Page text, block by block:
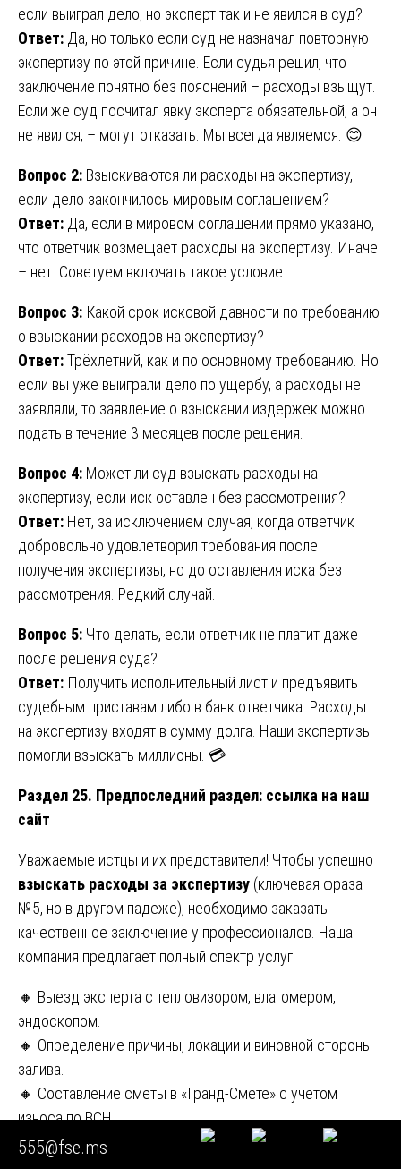
если выиграл дело, но эксперт так и не явился в суд?
Ответ: Да, но только если суд не назначал повторную
экспертизу по этой причине. Если судья решил, что
заключение понятно без пояснений – расходы взыщут.
Если же суд посчитал явку эксперта обязательной, а он
не явился, – могут отказать. Мы всегда являемся. 😊
Вопрос 2: Взыскиваются ли расходы на экспертизу,
если дело закончилось мировым соглашением?
Ответ: Да, если в мировом соглашении прямо указано,
что ответчик возмещает расходы на экспертизу. Иначе
– нет. Советуем включать такое условие.
Вопрос 3: Какой срок исковой давности по требованию
о взыскании расходов на экспертизу?
Ответ:Трёхлетний, как и по основному требованию. Но
если вы уже выиграли дело по ущербу, а расходы не
заявляли, то заявление о взыскании издержек можно
подать в течение 3 месяцев после решения.
Вопрос 4: Может ли суд взыскать расходы на
экспертизу, если иск оставлен без рассмотрения?
Ответ: Нет, за исключением случая, когда ответчик
добровольно удовлетворил требования после
получения экспертизы, но до оставления иска без
рассмотрения. Редкий случай.
Вопрос 5: Что делать, если ответчик не платит даже
после решения суда?
Ответ: Получить исполнительный лист и предъявить
судебным приставам либо в банк ответчика. Расходы
на экспертизу входят в сумму долга. Наши экспертизы
помогли взыскать миллионы. 💳
Раздел 25. Предпоследний раздел: ссылка на наш
сайт
Уважаемые истцы и их представители! Чтобы успешно
взыскать расходы за экспертизу (ключевая фраза
№5, но в другом падеже), необходимо заказать
качественное заключение у профессионалов. Наша
компания предлагает полный спектр услуг:
🔸 Выезд эксперта с тепловизором, влагомером,
эндоскопом.
🔸 Определение причины, локации и виновной стороны
залива.
🔸 Составление сметы в «Гранд-Смете» с учётом
износа по ВСН.
🔸 Подготовка заключения, которое принимают суды.
555@fse.ms